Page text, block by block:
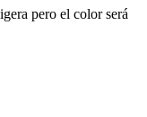
pero el color será